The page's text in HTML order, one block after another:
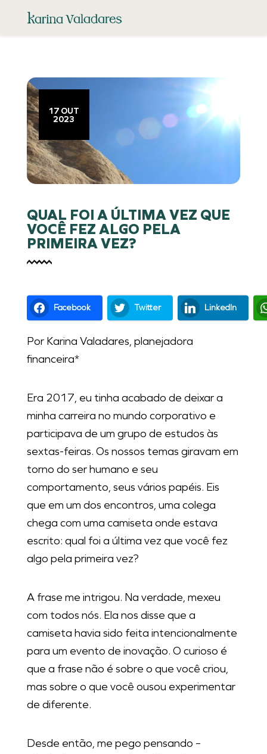
17 OUT
2023
QUAL FOI A ÚLTIMA VEZ QUE
VOCÊ FEZ ALGO PELA
PRIMEIRA VEZ?
Facebook Twitter LinkedIn
Por Karina Valadares, planejadora
financeira*
Era 2017, eu tinha acabado de deixar a
minha carreira no mundo corporativo e
participava de um grupo de estudos às
sextas-feiras. Os nossos temas giravam em
torno do ser humano e seu
comportamento, seus vários papéis. Eis
que em um dos encontros, uma colega
chega com uma camiseta onde estava
escrito: qual foi a última vez que você fez
algo pela primeira vez?
A frase me intrigou. Na verdade, mexeu
com todos nós. Ela nos disse que a
camiseta havia sido feita intencionalmente
para um evento de inovação. O curioso é
que a frase não é sobre o que você criou,
mas sobre o que você ousou experimentar
de diferente.
Desde então, me pego pensando –